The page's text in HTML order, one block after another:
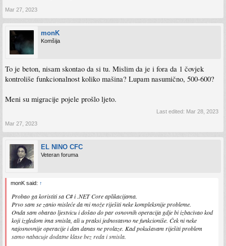
Mar 27, 2023
monK
Komšija
To je beton, nisam skontao da si tu. Mislim da je i fora da 1 čovjek
kontroliše funkcionalnost koliko mašina? Lupam nasumično, 500-600?
Meni su migracije pojele prošlo ljeto.
Last edited: Mar 28, 2023
Mar 27, 2023
EL NINO CFC
Veteran foruma
monK said: ↑
Probao ga koristiti sa C# i .NET Core aplikacijama.
Prvo sam se zanio misleće da mi može riješiti neke kompleksnije probleme.
Onda sam obarao ljestvicu i došao do par osnovnih operacija gdje bi izbacivao kod
koji izgledom ima smisla, ali u praksi jednostavno ne funkcioniše. Ček ni neke
najosnovnije operacije i dan danas ne prolaze. Kad pokušavam riješiti problem
samo nabacuje dodatne klase bez reda i smisla.